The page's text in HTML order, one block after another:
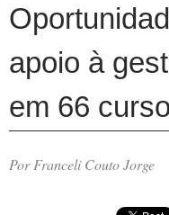
apoio à
em 66
Por Franceli Couto Jorge